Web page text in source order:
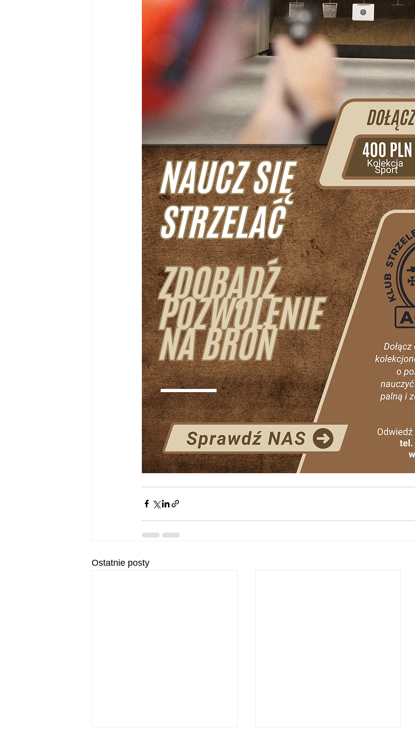
Ostatnie posty